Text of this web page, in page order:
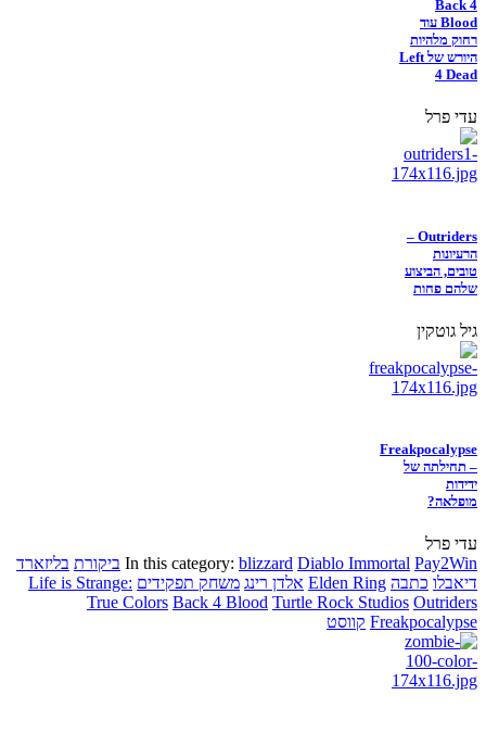
Back 4
Blood עוד
רחוק מלהיות
היורש של Left
4 Dead
עדי פרל
Outriders –
הרעיונות
טובים, הביצוע
שלהם פחות
גיל גוטקין
Freakpocalypse
– תחילתה של
ידידות
מופלאה?
עדי פרל
In this category: blizzard Diablo Immortal Pay2Win ביקורת בליזארד
דיאבלו כתבה Elden Ring אלדן רינג משחק תפקידים Life is Strange:
True Colors Back 4 Blood Turtle Rock Studios Outriders
Freakpocalypse קווסט